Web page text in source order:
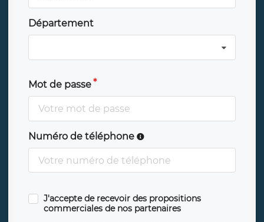
Département
Mot de passe
Numéro de téléphone
J'accepte de recevoir des propositions
commerciales de nos partenaires